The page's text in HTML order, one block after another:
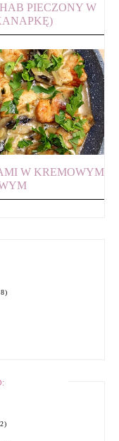
PIECZONY W
W KREMOWYM